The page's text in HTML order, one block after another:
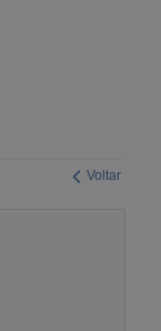
Voltar